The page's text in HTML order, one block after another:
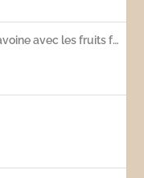
Porridge aux flocons d’avoine avec les fruits frais